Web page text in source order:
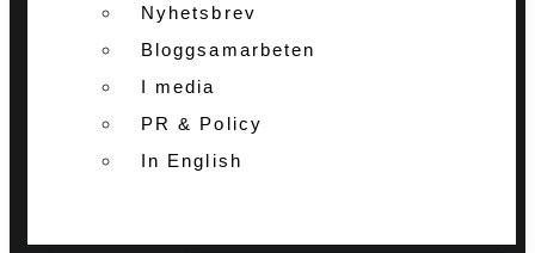
Nyhetsbrev
Bloggsamarbeten
I media
PR & Policy
In English